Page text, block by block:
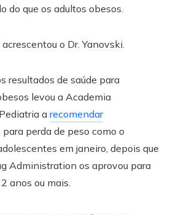
do que os adultos obesos.
acrescentou o Dr. Yanovski.
resultados de saúde para
levou a Academia
a recomendar
perda de peso como o
em janeiro, depois que
Administration os aprovou para
anos ou mais.